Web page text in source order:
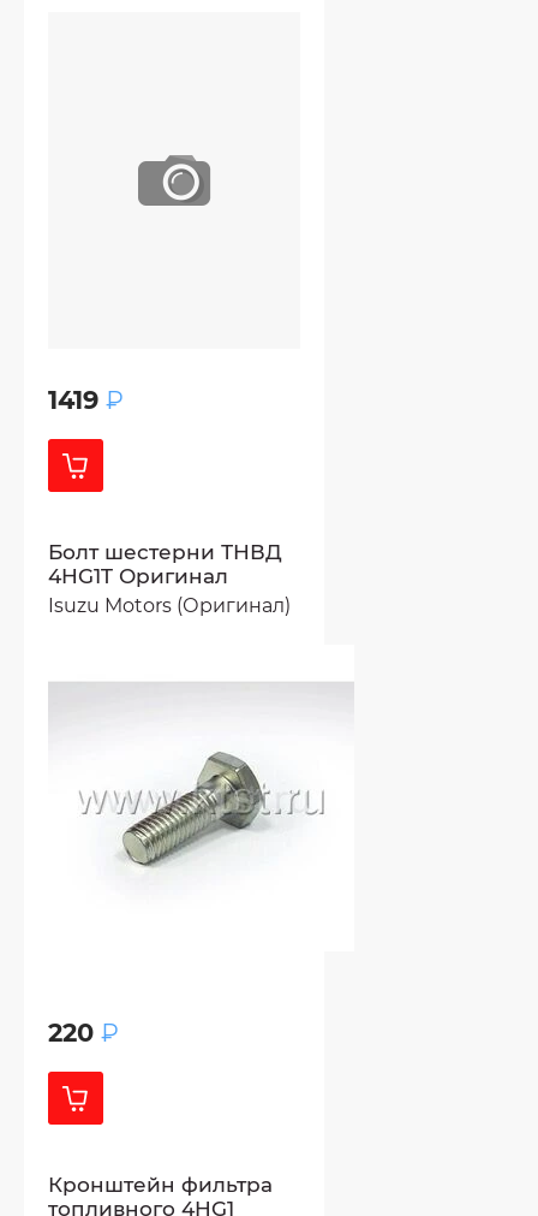
1419 ₽
Болт шестерни ТНВД
4HG1T Оригинал
Isuzu Motors (Оригинал)
220 ₽
Кронштейн фильтра
топливного 4HG1